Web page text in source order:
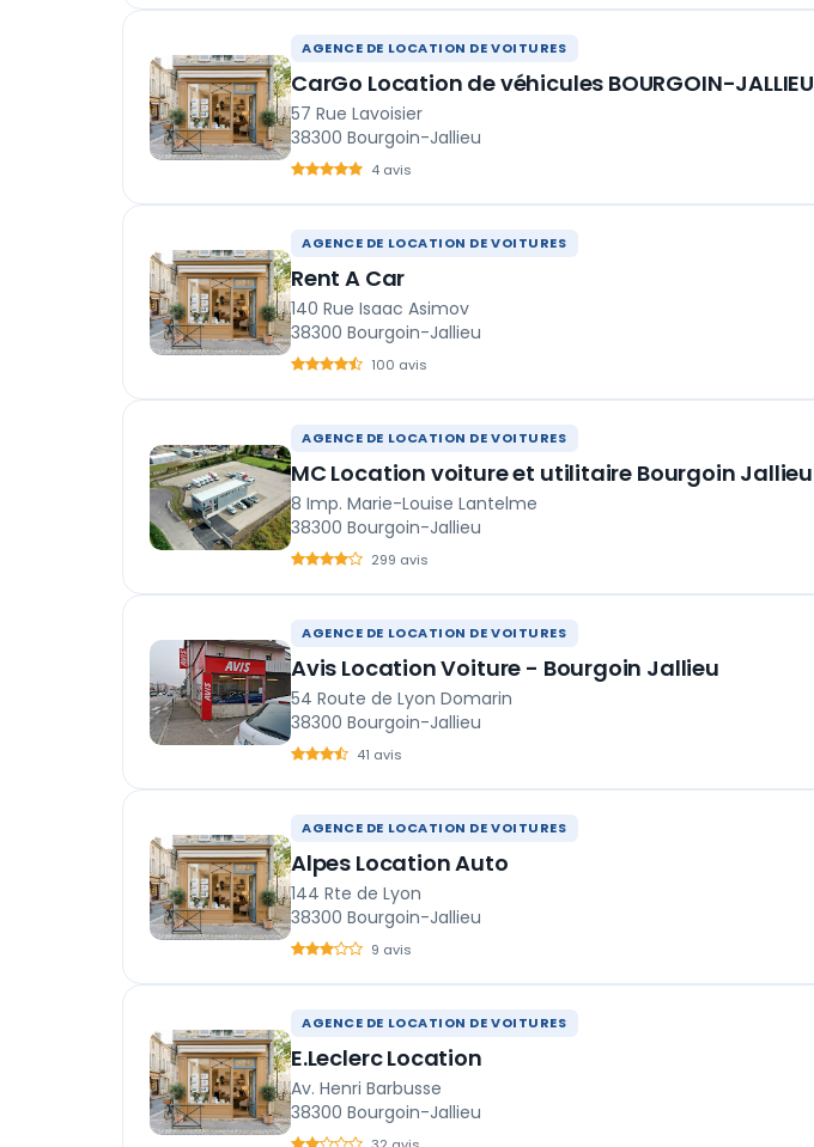
AGENCE DE LOCATION DE VOITURES
CarGo Location de véhicules BOURGOIN-JALLIEU
57 Rue Lavoisier
38300 Bourgoin-Jallieu
4 avis
AGENCE DE LOCATION DE VOITURES
Rent A Car
140 Rue Isaac Asimov
38300 Bourgoin-Jallieu
100 avis
AGENCE DE LOCATION DE VOITURES
MC Location voiture et utilitaire Bourgoin Jallieu
8 Imp. Marie-Louise Lantelme
38300 Bourgoin-Jallieu
299 avis
AGENCE DE LOCATION DE VOITURES
Avis Location Voiture - Bourgoin Jallieu
54 Route de Lyon Domarin
38300 Bourgoin-Jallieu
41 avis
AGENCE DE LOCATION DE VOITURES
Alpes Location Auto
144 Rte de Lyon
38300 Bourgoin-Jallieu
9 avis
AGENCE DE LOCATION DE VOITURES
E.Leclerc Location
Av. Henri Barbusse
38300 Bourgoin-Jallieu